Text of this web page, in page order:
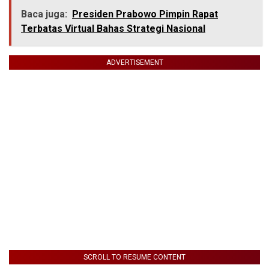
Baca juga: Presiden Prabowo Pimpin Rapat
Terbatas Virtual Bahas Strategi Nasional
ADVERTISEMENT
SCROLL TO RESUME CONTENT